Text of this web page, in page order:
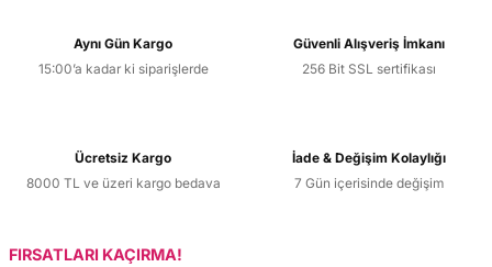
Ürün resmi kalitesiz, bozuk veya görüntülenemiyor.
Ürün fiyatı diğer sitelerden daha pahalı.
Bu ürüne benzer farklı alternatifler olmalı.
Aynı Gün Kargo
15:00’a kadar ki siparişlerde
Güvenli Alışveriş İmkanı
256 Bit SSL sertifikası
Ücretsiz Kargo
8000 TL ve üzeri kargo bedava
İade & Değişim Kolaylığı
7 Gün içerisinde değişim
FIRSATLARI KAÇIRMA!